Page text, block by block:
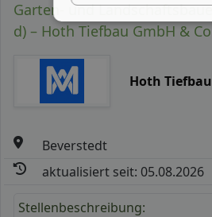
Garten- und
d) – Hoth Tiefbau GmbH &
Hoth
Beverstedt
aktualisiert seit: 05.08.2026
Stellenbeschreibung: